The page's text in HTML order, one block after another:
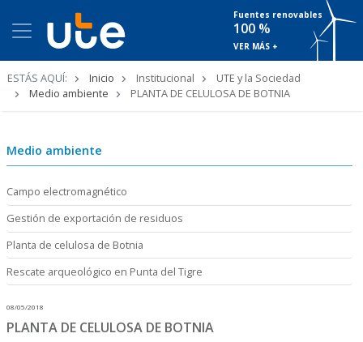
Fuentes renovables
100 %
VER MÁS +
ESTÁS AQUÍ: Inicio Institucional
UTE y la Sociedad
Medio ambiente
PLANTA DE CELULOSA DE BOTNIA
Medio ambiente
Campo electromagnético
Gestión de exportación de residuos
Planta de celulosa de Botnia
Rescate arqueológico en Punta del Tigre
08/05/2018
PLANTA DE CELULOSA DE BOTNIA